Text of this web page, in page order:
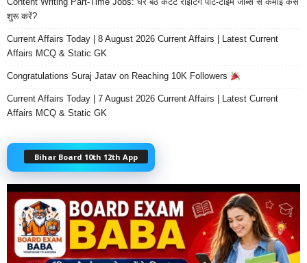
शुरू करें?
Current Affairs Today | 8 August 2026 Current Affairs | Latest Current
Affairs MCQ & Static GK
Congratulations Suraj Jatav on Reaching 10K Followers
Current Affairs Today | 7 August 2026 Current Affairs | Latest Current
Affairs MCQ & Static GK
Bihar Board 10th 12th App